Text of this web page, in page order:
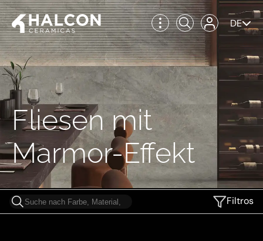
DE
Fliesen mit
Marmor-Effekt
Filtros